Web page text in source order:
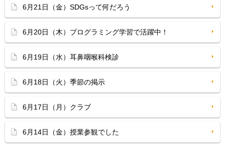
6月21日（金）SDGsって何だろう
6月20日（木）プログラミング学習で活躍中！
6月19日（水）耳鼻咽喉科検診
6月18日（火）季節の掲示
6月17日（月）クラブ
6月14日（金）授業参観でした